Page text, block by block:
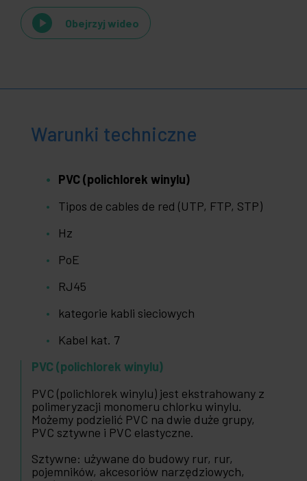
Obejrzyj wideo
Warunki techniczne
PVC (polichlorek winylu)
Tipos de cables de red (UTP, FTP, STP)
Hz
PoE
RJ45
kategorie kabli sieciowych
Kabel kat. 7
PVC (polichlorek winylu)
PVC (polichlorek winylu) jest ekstrahowany z
polimeryzacji monomeru chlorku winylu.
Możemy podzielić PVC na dwie duże grupy,
PVC sztywne i PVC elastyczne.
Sztywne: używane do budowy rur, rur,
pojemników, akcesoriów narzędziowych,